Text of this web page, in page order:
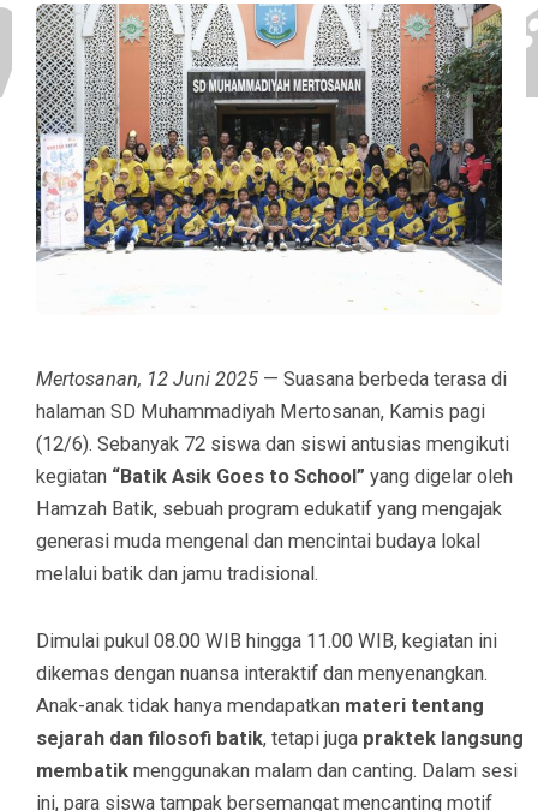
Mertosanan, 12 Juni 2025 — Suasana berbeda terasa di
halaman SD Muhammadiyah Mertosanan, Kamis pagi
(12/6). Sebanyak 72 siswa dan siswi antusias mengikuti
kegiatan “Batik Asik Goes to School” yang digelar oleh
Hamzah Batik, sebuah program edukatif yang mengajak
generasi muda mengenal dan mencintai budaya lokal
melalui batik dan jamu tradisional.
Dimulai pukul 08.00 WIB hingga 11.00 WIB, kegiatan ini
dikemas dengan nuansa interaktif dan menyenangkan.
Anak-anak tidak hanya mendapatkan materi tentang
sejarah dan filosofi batik, tetapi juga praktek langsung
membatik menggunakan malam dan canting. Dalam sesi
ini, para siswa tampak bersemangat mencanting motif